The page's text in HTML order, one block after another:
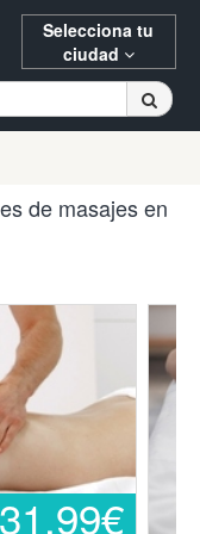
Selecciona tu
ciudad
de masajes en
31,99€